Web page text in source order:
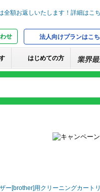
せ 法人向けプランはこ
はじめての方
ー[brother]用クリーニングカート